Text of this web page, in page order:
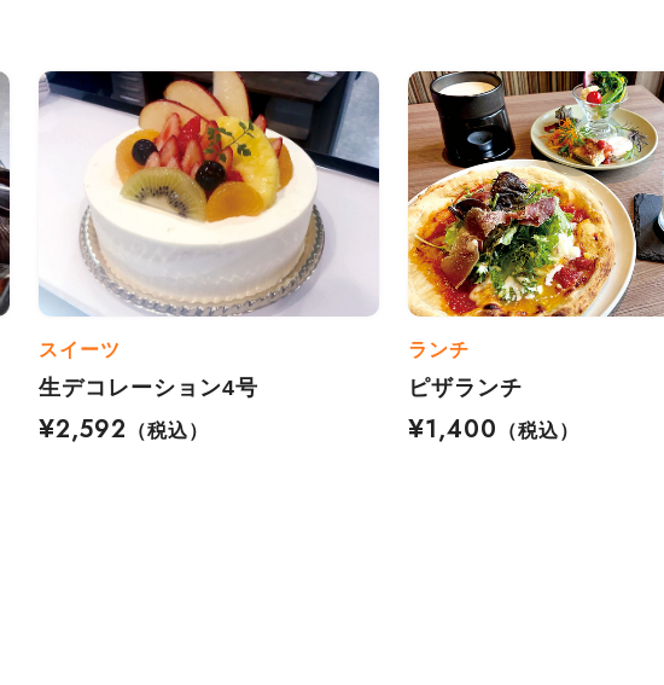
スイーツ
生デコレーション4号
¥2,592
（税込）
ランチ
ピザランチ
¥1,400
（税込）